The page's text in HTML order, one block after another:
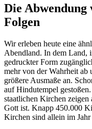
Die Abwendung
Folgen
Wir erleben heute eine
Abendland. In dem Land,
gedruckter Form
mehr von der Wahrheit
größere Ausmaße an.
auf Hindutempel
staatlichen Kirchen
Gott ist. Knapp 450.000
Kirchen sind allein im